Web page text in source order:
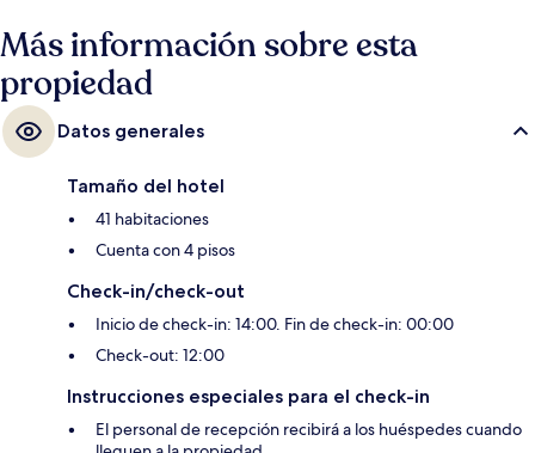
Más información sobre esta
propiedad
Datos generales
Tamaño del hotel
41 habitaciones
Cuenta con 4 pisos
Check-in/check-out
Inicio de check-in: 14:00. Fin de check-in: 00:00
Check-out: 12:00
Instrucciones especiales para el check-in
El personal de recepción recibirá a los huéspedes cuando